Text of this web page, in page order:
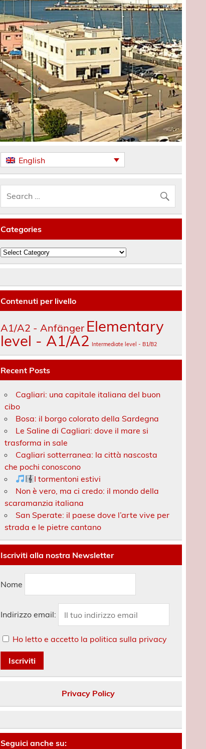
English
Categories
Categories
Contenuti per livello
A1/A2 - Anfänger Elementary
level - A1/A2 Intermediate level - B1/B2
Recent Posts
Cagliari: una capitale italiana del buon
cibo
Bosa: il borgo colorato della Sardegna
Le Saline di Cagliari: dove il mare si
trasforma in sale
Cagliari sotterranea: la città nascosta
che pochi conoscono
I tormentoni estivi
Non è vero, ma ci credo: il mondo della
scaramanzia italiana
San Sperate: il paese dove l’arte vive per
strada e le pietre cantano
Iscriviti alla nostra Newsletter
Nome
Indirizzo email:
Ho letto e accetto la politica sulla privacy
Privacy Policy
Seguici anche su: